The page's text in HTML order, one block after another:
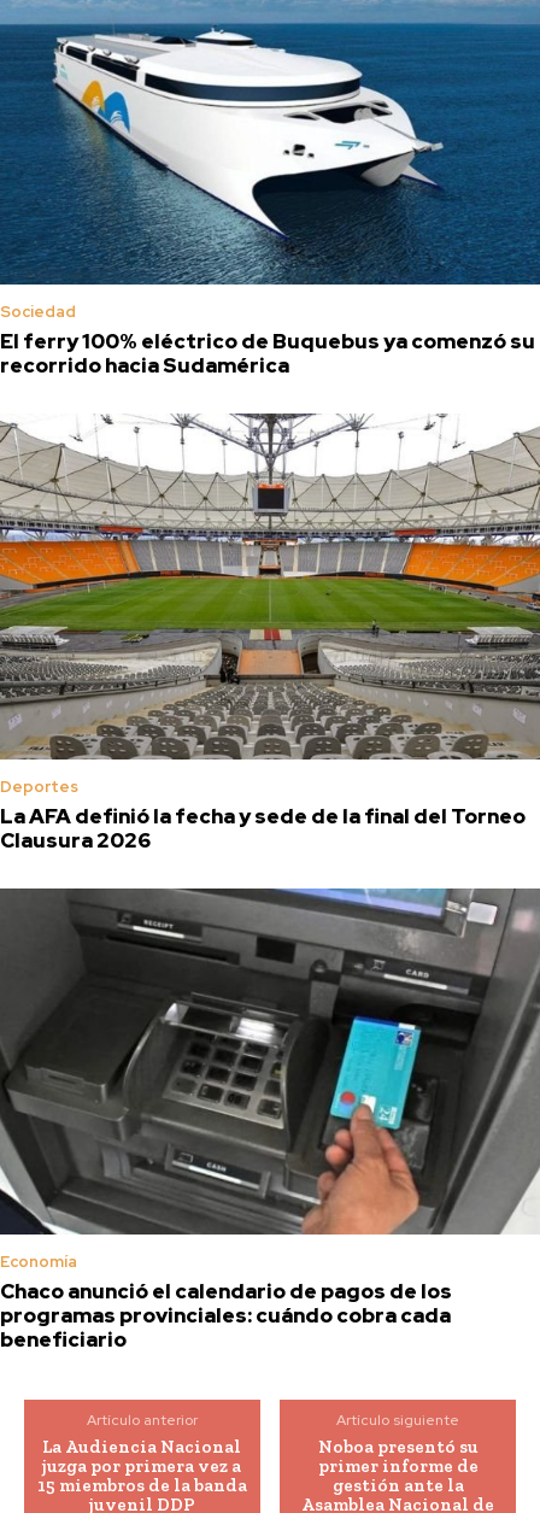
Sociedad
El ferry 100% eléctrico de Buquebus ya comenzó su
recorrido hacia Sudamérica
Deportes
La AFA definió la fecha y sede de la final del Torneo
Clausura 2026
Economía
Chaco anunció el calendario de pagos de los
programas provinciales: cuándo cobra cada
beneficiario
Artículo anterior
La Audiencia Nacional
juzga por primera vez a
15 miembros de la banda
juvenil DDP
Artículo siguiente
Noboa presentó su
primer informe de
gestión ante la
Asamblea Nacional de